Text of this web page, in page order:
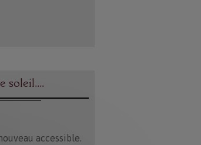
soleil....
accessible.